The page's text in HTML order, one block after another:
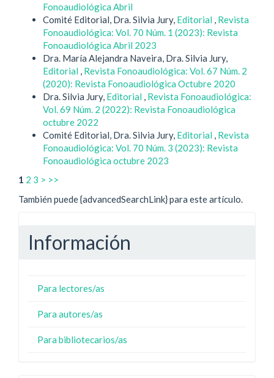
Fonoaudiológica Abril
Comité Editorial, Dra. Silvia Jury, Editorial , Revista
Fonoaudiológica: Vol. 70 Núm. 1 (2023): Revista
Fonoaudiológica Abril 2023
Dra. María Alejandra Naveira, Dra. Silvia Jury,
Editorial , Revista Fonoaudiológica: Vol. 67 Núm. 2
(2020): Revista Fonoaudiológica Octubre 2020
Dra. Silvia Jury, Editorial , Revista Fonoaudiológica:
Vol. 69 Núm. 2 (2022): Revista Fonoaudiológica
octubre 2022
Comité Editorial, Dra. Silvia Jury, Editorial , Revista
Fonoaudiológica: Vol. 70 Núm. 3 (2023): Revista
Fonoaudiológica octubre 2023
1 2 3 > >>
También puede {advancedSearchLink} para este artículo.
Información
Para lectores/as
Para autores/as
Para bibliotecarios/as